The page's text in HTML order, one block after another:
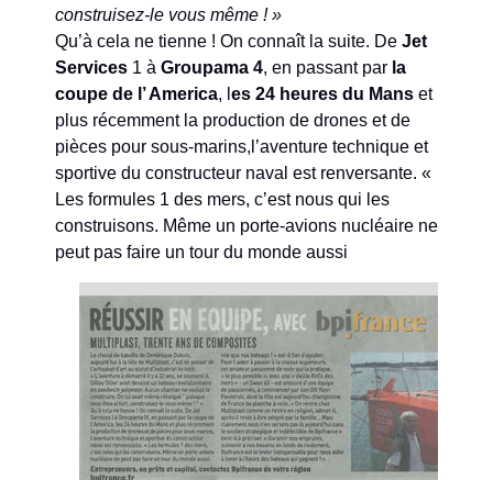
construisez-le vous même ! »
Qu’à cela ne tienne ! On connaît la suite. De Jet
Services 1 à Groupama 4, en passant par la
coupe de l’ America, l es 24 heures du Mans et
plus récemment la production de drones et de
pièces pour sous-marins,l’aventure technique et
sportive du constructeur naval est renversante. «
Les formules 1 des mers, c’est nous qui les
construisons. Même un porte-avions nucléaire ne
peut pas faire un tour du monde aussi